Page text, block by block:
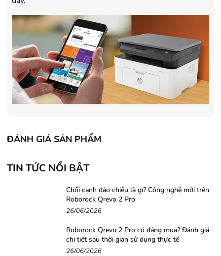
ĐÁNH GIÁ SẢN PHẨM
TIN TỨC NỔI BẬT
Chổi cạnh đảo chiều là gì? Công nghệ mới trên
Roborock Qrevo 2 Pro
26/06/2026
Roborock Qrevo 2 Pro có đáng mua? Đánh giá
chi tiết sau thời gian sử dụng thực tế
26/06/2026